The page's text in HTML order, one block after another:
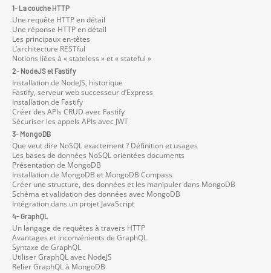
1- La couche HTTP
Une requête HTTP en détail
Une réponse HTTP en détail
Les principaux en-têtes
L’architecture RESTful
Notions liées à « stateless » et « stateful »
2- NodeJS et Fastify
Installation de NodeJS, historique
Fastify, serveur web successeur d’Express
Installation de Fastify
Créer des APIs CRUD avec Fastify
Sécuriser les appels APIs avec JWT
3- MongoDB
Que veut dire NoSQL exactement ? Définition et usages
Les bases de données NoSQL orientées documents
Présentation de MongoDB
Installation de MongoDB et MongoDB Compass
Créer une structure, des données et les manipuler dans MongoDB
Schéma et validation des données avec MongoDB
Intégration dans un projet JavaScript
4- GraphQL
Un langage de requêtes à travers HTTP
Avantages et inconvénients de GraphQL
Syntaxe de GraphQL
Utiliser GraphQL avec NodeJS
Relier GraphQL à MongoDB